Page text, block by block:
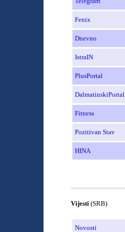
Fenix
Dnevno
IstraIN
PlusPortal
DalmatinskiPortal
Fitness
Pozitivan Stav
HINA
Vijesti (SRB)
Novosti